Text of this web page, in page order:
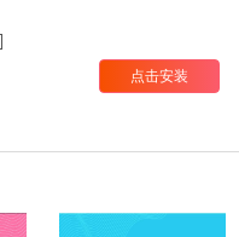
点击安装